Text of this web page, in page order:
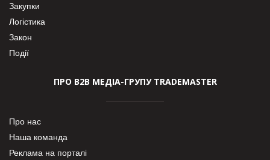
Закупки
Логістика
Закон
Події
ПРО В2В МЕДІА-ГРУПУ TRADEMASTER
Про нас
Наша команда
Реклама на порталі